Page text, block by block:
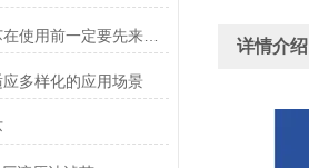
不锈钢液压滤芯在使用前一定要先来了解下这些
多样化的应用场景
详情介绍